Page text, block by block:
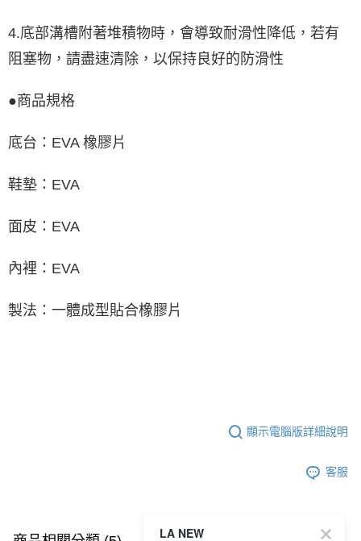
4.底部溝槽附著堆積物時，會導致耐滑性降低，若有
阻塞物，請盡速清除，以保持良好的防滑性
●商品規格
底台：EVA 橡膠片
鞋墊：EVA
面皮：EVA
內裡：EVA
製法：一體成型貼合橡膠片
顯示電腦版詳細說明
客服
LA NEW